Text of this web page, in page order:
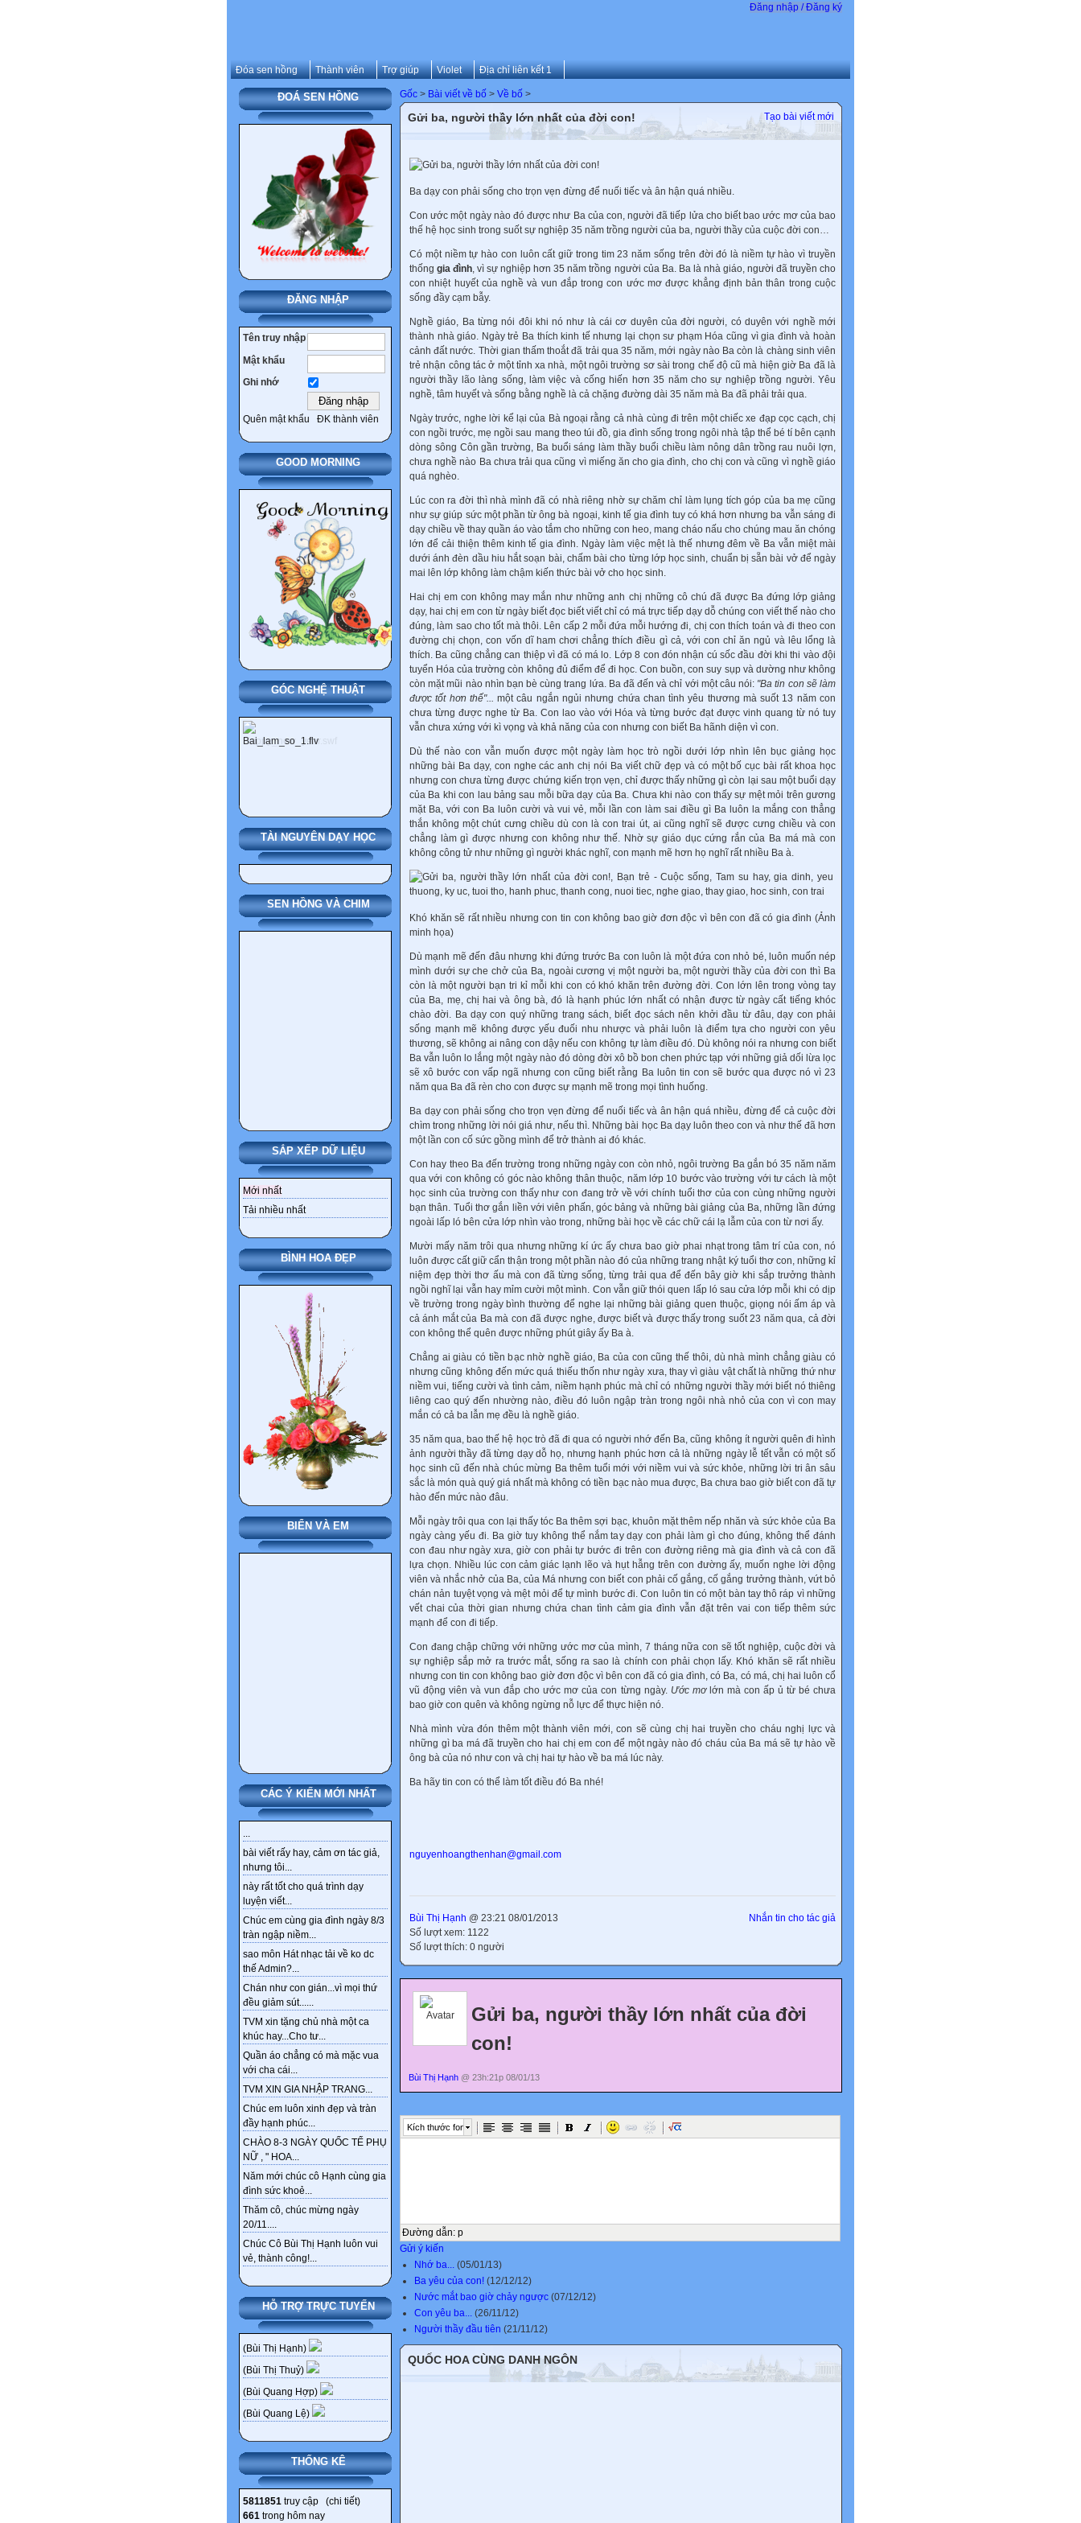
Đăng nhập / Đăng ký
Đóa sen hồng Thành viên Trợ giúp Violet Địa chỉ liên kết 1
ĐOÁ SEN HỒNG
ĐĂNG NHẬP
Tên truy nhập
Mật khẩu
Ghi nhớ
Quên mật khẩu ĐK thành viên
GOOD MORNING
GÓC NGHỆ THUẬT
TÀI NGUYÊN DẠY HỌC
SEN HỒNG VÀ CHIM
SẮP XẾP DỮ LIỆU
Mới nhất
Tải nhiều nhất
BÌNH HOA ĐẸP
BIỂN VÀ EM
CÁC Ý KIẾN MỚI NHẤT
...
bài viết rấy hay, cảm ơn tác giả,
nhưng tôi...
này rất tốt cho quá trình dạy
luyện viết...
Chúc em cùng gia đình ngày 8/3
tràn ngập niềm...
sao môn Hát nhạc tải về ko dc
thế Admin?...
Chán như con gián...vì mọi thứ
đều giảm sút......
TVM xin tặng chủ nhà một ca
khúc hay...Cho tư...
Quần áo chẳng có mà mặc vua
với cha cái...
TVM XIN GIA NHẬP TRANG...
Chúc em luôn xinh đẹp và tràn
đầy hạnh phúc...
CHÀO 8-3 NGÀY QUỐC TẾ PHỤ
NỮ , " HOA...
Năm mới chúc cô Hạnh cùng gia
đình sức khoẻ...
Thăm cô, chúc mừng ngày
20/11....
Chúc Cô Bùi Thị Hạnh luôn vui
vẻ, thành công!...
HỖ TRỢ TRỰC TUYẾN
(Bùi Thị Hạnh)
(Bùi Thị Thuỷ)
(Bùi Quang Hợp)
(Bùi Quang Lệ)
THỐNG KÊ
5811851 truy cập (chi tiết)
661 trong hôm nay
Gốc > Bài viết về bố > Về bố >
Tạo bài viết mới
Gửi ba, người thầy lớn nhất của đời con!
Ba dạy con phải sống cho trọn vẹn đừng để nuối tiếc và ân hận quá nhiều.
Con ước một ngày nào đó được như Ba của con, người đã tiếp lửa cho biết bao ước mơ của bao
thế hệ học sinh trong suốt sự nghiệp 35 năm trồng người của ba, người thầy của cuộc đời con…
Có một niềm tự hào con luôn cất giữ trong tim 23 năm sống trên đời đó là niềm tự hào vì truyền
thốnggia đình, vì sự nghiệp hơn 35 năm trồng người của Ba. Ba là nhà giáo, người đã truyền cho
con nhiệt huyết của nghề và vun đắp trong con ước mơ được khẳng định bản thân trong cuộc
sống đầy cạm bẫy.
Nghề giáo, Ba từng nói đôi khi nó như là cái cơ duyên của đời người, có duyên với nghề mới
thành nhà giáo. Ngày trẻ Ba thích kinh tế nhưng lại chọn sư phạm Hóa cũng vì gia đình và hoàn
cảnh đất nước. Thời gian thấm thoắt đã trải qua 35 năm, mới ngày nào Ba còn là chàng sinh viên
trẻ nhận công tác ở một tỉnh xa nhà, một ngôi trường sơ sài trong chế độ cũ mà hiện giờ Ba đã là
người thầy lão làng sống, làm việc và cống hiến hơn 35 năm cho sự nghiệp trồng người. Yêu
nghề, tâm huyết và sống bằng nghề là cả chặng đường dài 35 năm mà Ba đã phải trải qua.
Ngày trước, nghe lời kể lại của Bà ngoại rằng cả nhà cùng đi trên một chiếc xe đạp cọc cạch, chị
con ngồi trước, mẹ ngồi sau mang theo túi đồ, gia đình sống trong ngôi nhà tập thể bé tí bên cạnh
dòng sông Côn gần trường, Ba buổi sáng làm thầy buổi chiều làm nông dân trồng rau nuôi lợn,
chưa nghề nào Ba chưa trải qua cũng vì miếng ăn cho gia đình, cho chị con và cũng vì nghề giáo
quá nghèo.
Lúc con ra đời thì nhà mình đã có nhà riêng nhờ sự chăm chỉ làm lụng tích góp của ba mẹ cũng
như sự giúp sức một phần từ ông bà ngoại, kinh tế gia đình tuy có khá hơn nhưng ba vẫn sáng đi
dạy chiều về thay quần áo vào tắm cho những con heo, mang cháo nấu cho chúng mau ăn chóng
lớn để cải thiện thêm kinh tế gia đình. Ngày làm việc mệt là thế nhưng đêm về Ba vẫn miệt mài
dưới ánh đèn dầu hiu hắt soạn bài, chấm bài cho từng lớp học sinh, chuẩn bị sẵn bài vở để ngày
mai lên lớp không làm chậm kiến thức bài vở cho học sinh.
Hai chị em con không may mắn như những anh chị những cô chú đã được Ba đứng lớp giảng
dạy, hai chị em con từ ngày biết đọc biết viết chỉ có má trực tiếp dạy dỗ chúng con viết thế nào cho
đúng, làm sao cho tốt mà thôi. Lên cấp 2 mỗi đứa mỗi hướng đi, chị con thích toán và đi theo con
đường chị chọn, con vốn dĩ ham chơi chẳng thích điều gì cả, với con chỉ ăn ngủ và lêu lổng là
thích. Ba cũng chẳng can thiệp vì đã có má lo. Lớp 8 con đón nhận cú sốc đầu đời khi thi vào đội
tuyển Hóa của trường còn không đủ điểm để đi học. Con buồn, con suy sụp và dường như không
còn mặt mũi nào nhìn bạn bè cùng trang lứa. Ba đã đến và chỉ với một câu nói: "Ba tin con sẽ làm
được tốt hơn thế"...một câu ngắn ngủi nhưng chứa chan tình yêu thương mà suốt 13 năm con
chưa từng được nghe từ Ba. Con lao vào với Hóa và từng bước đạt được vinh quang từ nó tuy
vẫn chưa xứng với kì vọng và khả năng của con nhưng con biết Ba hãnh diện vì con.
Dù thế nào con vẫn muốn được một ngày làm học trò ngồi dưới lớp nhìn lên bục giảng học
những bài Ba dạy, con nghe các anh chị nói Ba viết chữ đẹp và có một bố cục bài rất khoa học
nhưng con chưa từng được chứng kiến trọn vẹn, chỉ được thấy những gì còn lại sau một buổi dạy
của Ba khi con lau bảng sau mỗi bữa dạy của Ba. Chưa khi nào con thấy sự mệt mỏi trên gương
mặt Ba, với con Ba luôn cười và vui vẻ, mỗi lần con làm sai điều gì Ba luôn la mắng con thẳng
thắn không một chút cưng chiều dù con là con trai út, ai cũng nghĩ sẽ được cưng chiều và con
chẳng làm gì được nhưng con không như thế. Nhờ sự giáo dục cứng rắn của Ba má mà con
không công tử như những gì người khác nghĩ, con mạnh mẽ hơn họ nghĩ rất nhiều Ba à.
Khó khăn sẽ rất nhiều nhưng con tin con không bao giờ đơn độc vì bên con đã có gia đình (Ảnh
minh họa)
Dù mạnh mẽ đến đâu nhưng khi đứng trước Ba con luôn là một đứa con nhỏ bé, luôn muốn nép
mình dưới sự che chở của Ba, ngoài cương vị một người ba, một người thầy của đời con thì Ba
còn là một người bạn tri kỉ mỗi khi con có khó khăn trên đường đời. Con lớn lên trong vòng tay
của Ba, mẹ, chị hai và ông bà, đó là hạnh phúc lớn nhất có nhận được từ ngày cất tiếng khóc
chào đời. Ba dạy con quý những trang sách, biết đọc sách nên khởi đầu từ đâu, dạy con phải
sống mạnh mẽ không được yếu đuối nhu nhược và phải luôn là điểm tựa cho người con yêu
thương, sẽ không ai nâng con dậy nếu con không tự làm điều đó. Dù không nói ra nhưng con biết
Ba vẫn luôn lo lắng một ngày nào đó dòng đời xô bồ bon chen phức tạp với những giả dối lừa lọc
sẽ xô bước con vấp ngã nhưng con cũng biết rằng Ba luôn tin con sẽ bước qua được nó vì 23
năm qua Ba đã rèn cho con được sự mạnh mẽ trong mọi tình huống.
Ba dạy con phải sống cho trọn vẹn đừng để nuối tiếc và ân hận quá nhiều, đừng để cả cuộc đời
chìm trong những lời nói giá như, nếu thì. Những bài học Ba dạy luôn theo con và như thế đã hơn
một lần con cố sức gồng mình để trở thành ai đó khác.
Con hay theo Ba đến trường trong những ngày con còn nhỏ, ngôi trường Ba gắn bó 35 năm năm
qua với con không có góc nào không thân thuộc, năm lớp 10 bước vào trường với tư cách là một
học sinh của trường con thấy như con đang trở về với chính tuổi thơ của con cùng những người
bạn thân. Tuổi thơ gắn liền với viên phấn, góc bảng và những bài giảng của Ba, những lần đứng
ngoài lấp ló bên cửa lớp nhìn vào trong, những bài học về các chữ cái lạ lẫm của con từ nơi ấy.
Mười mấy năm trôi qua nhưng những kí ức ấy chưa bao giờ phai nhạt trong tâm trí của con, nó
luôn được cất giữ cẩn thận trong một phần nào đó của những trang nhật ký tuổi thơ con, những kỉ
niệm đẹp thời thơ ấu mà con đã từng sống, từng trải qua để đến bây giờ khi sắp trưởng thành
ngồi nghĩ lại vẫn hay mỉm cười một mình. Con vẫn giữ thói quen lấp ló sau cửa lớp mỗi khi có dịp
về trường trong ngày bình thường để nghe lại những bài giảng quen thuộc, giọng nói ấm áp và
cả ánh mắt của Ba mà con đã được nghe, được biết và được thấy trong suốt 23 năm qua, cả đời
con không thể quên được những phút giây ấy Ba à.
Chẳng ai giàu có tiền bạc nhờ nghề giáo, Ba của con cũng thế thôi, dù nhà mình chẳng giàu có
nhưng cũng không đến mức quá thiếu thốn như ngày xưa, thay vì giàu vật chất là những thứ như
niềm vui, tiếng cười và tình cảm, niềm hạnh phúc mà chỉ có những người thầy mới biết nó thiêng
liêng cao quý đến nhường nào, điều đó luôn ngập tràn trong ngôi nhà nhỏ của con vì con may
mắn có cả ba lẫn mẹ đều là nghề giáo.
35 năm qua, bao thế hệ học trò đã đi qua có người nhớ đến Ba, cũng không ít người quên đi hình
ảnh người thầy đã từng dạy dỗ họ, nhưng hạnh phúc hơn cả là những ngày lễ tết vẫn có một số
học sinh cũ đến nhà chúc mừng Ba thêm tuổi mới với niềm vui và sức khỏe, những lời tri ân sâu
sắc là món quà quý giá nhất mà không có tiền bạc nào mua được, Ba chưa bao giờ biết con đã tự
hào đến mức nào đâu.
Mỗi ngày trôi qua con lại thấy tóc Ba thêm sợi bạc, khuôn mặt thêm nếp nhăn và sức khỏe của Ba
ngày càng yếu đi. Ba giờ tuy không thể nắm tay dạy con phải làm gì cho đúng, không thể đánh
con đau như ngày xưa, giờ con phải tự bước đi trên con đường riêng mà gia đình và cả con đã
lựa chọn. Nhiều lúc con cảm giác lạnh lẽo và hụt hẫng trên con đường ấy, muốn nghe lời động
viên và nhắc nhở của Ba, của Má nhưng con biết con phải cố gắng, cố gắng trưởng thành, vứt bỏ
chán nản tuyệt vọng và mệt mỏi để tự mình bước đi. Con luôn tin có một bàn tay thô ráp vì những
vết chai của thời gian nhưng chứa chan tình cảm gia đình vẫn đặt trên vai con tiếp thêm sức
mạnh để con đi tiếp.
Con đang chập chững với những ước mơ của mình, 7 tháng nữa con sẽ tốt nghiệp, cuộc đời và
sự nghiệp sắp mở ra trước mắt, sống ra sao là chính con phải chọn lấy. Khó khăn sẽ rất nhiều
nhưng con tin con không bao giờ đơn độc vì bên con đã có gia đình, có Ba, có má, chị hai luôn cổ
vũ động viên và vun đắp cho ước mơ của con từng ngày. Ước mơlớn mà con ấp ủ từ bé chưa
bao giờ con quên và không ngừng nỗ lực để thực hiện nó.
Nhà mình vừa đón thêm một thành viên mới, con sẽ cùng chị hai truyền cho cháu nghị lực và
những gì ba má đã truyền cho hai chị em con để một ngày nào đó cháu của Ba má sẽ tự hào về
ông bà của nó như con và chị hai tự hào về ba má lúc này.
Ba hãy tin con có thể làm tốt điều đó Ba nhé!
nguyenhoangthenhan@gmail.com
Nhắn tin cho tác giả
Bùi Thị Hạnh @ 23:21 08/01/2013
Số lượt xem: 1122
Số lượt thích: 0 người
Gửi ba, người thầy lớn nhất của đời
con!
Bùi Thị Hạnh @ 23h:21p 08/01/13
Kích thước font
Đường dẫn: p
Gửi ý kiến
Nhớ ba...
(05/01/13)
Ba yêu của con! (12/12/12)
Nước mắt bao giờ chảy ngược (07/12/12)
Con yêu ba...
(26/11/12)
Người thầy đầu tiên (21/11/12)
QUỐC HOA CÙNG DANH NGÔN